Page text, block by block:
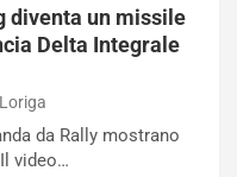
diventa un missile
Delta Integrale
da Rally mostrano
video…